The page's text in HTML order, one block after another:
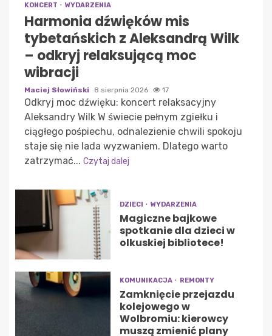
KONCERT WYDARZENIA
Harmonia dźwięków mis
tybetańskich z Aleksandrą Wilk
– odkryj relaksującą moc
wibracji
Maciej Słowiński 8 sierpnia 2026 17
Odkryj moc dźwięku: koncert relaksacyjny
Aleksandry Wilk W świecie pełnym zgiełku i
ciągłego pośpiechu, odnalezienie chwili spokoju
staje się nie lada wyzwaniem. Dlatego warto
zatrzymać... Czytaj dalej
DZIECI WYDARZENIA
Magiczne bajkowe
spotkanie dla dzieci w
olkuskiej bibliotece!
KOMUNIKACJA REMONTY
Zamknięcie przejazdu
kolejowego w
Wolbromiu: kierowcy
muszą zmienić plany